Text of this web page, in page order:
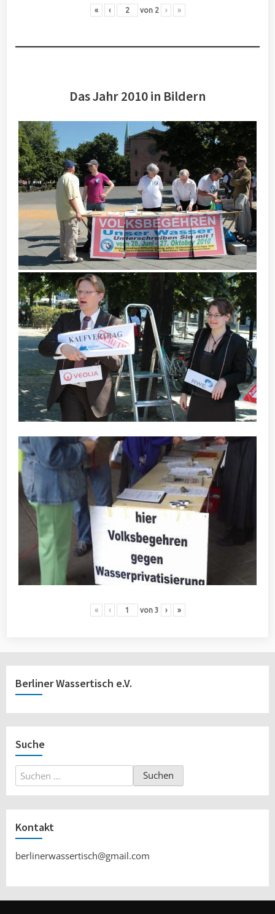
« ‹ von 2 › »
Das Jahr 2010 in Bildern
« ‹ von 3 › »
Berliner Wassertisch e.V.
Suche
Suchen
nach:
Kontakt
berlinerwassertisch@gmail.com